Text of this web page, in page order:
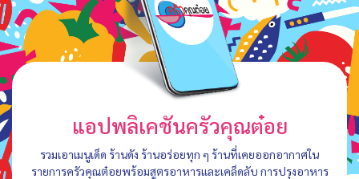
แอปพลิเคชันครัวคุณต๋อย
รวมเอาเมนูเด็ด ร้านดัง ร้านอร่อยทุก ๆ ร้านที่เคยออกอากาศใน
รายการครัวคุณต๋อยพร้อมสูตรอาหารและเคล็ดลับ การปรุงอาหาร